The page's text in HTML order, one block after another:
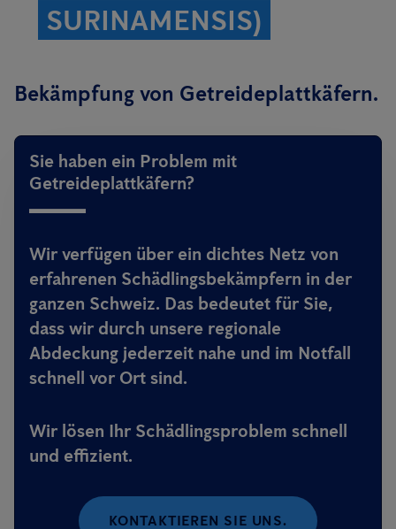
SURINAMENSIS)
Bekämpfung von Getreideplattkäfern.
Sie haben ein Problem mit
Getreideplattkäfern?
Wir verfügen über ein dichtes Netz von
erfahrenen Schädlingsbekämpfern in der
ganzen Schweiz. Das bedeutet für Sie,
dass wir durch unsere regionale
Abdeckung jederzeit nahe und im Notfall
schnell vor Ort sind.
Wir lösen Ihr Schädlingsproblem schnell
und effizient.
KONTAKTIEREN SIE UNS.